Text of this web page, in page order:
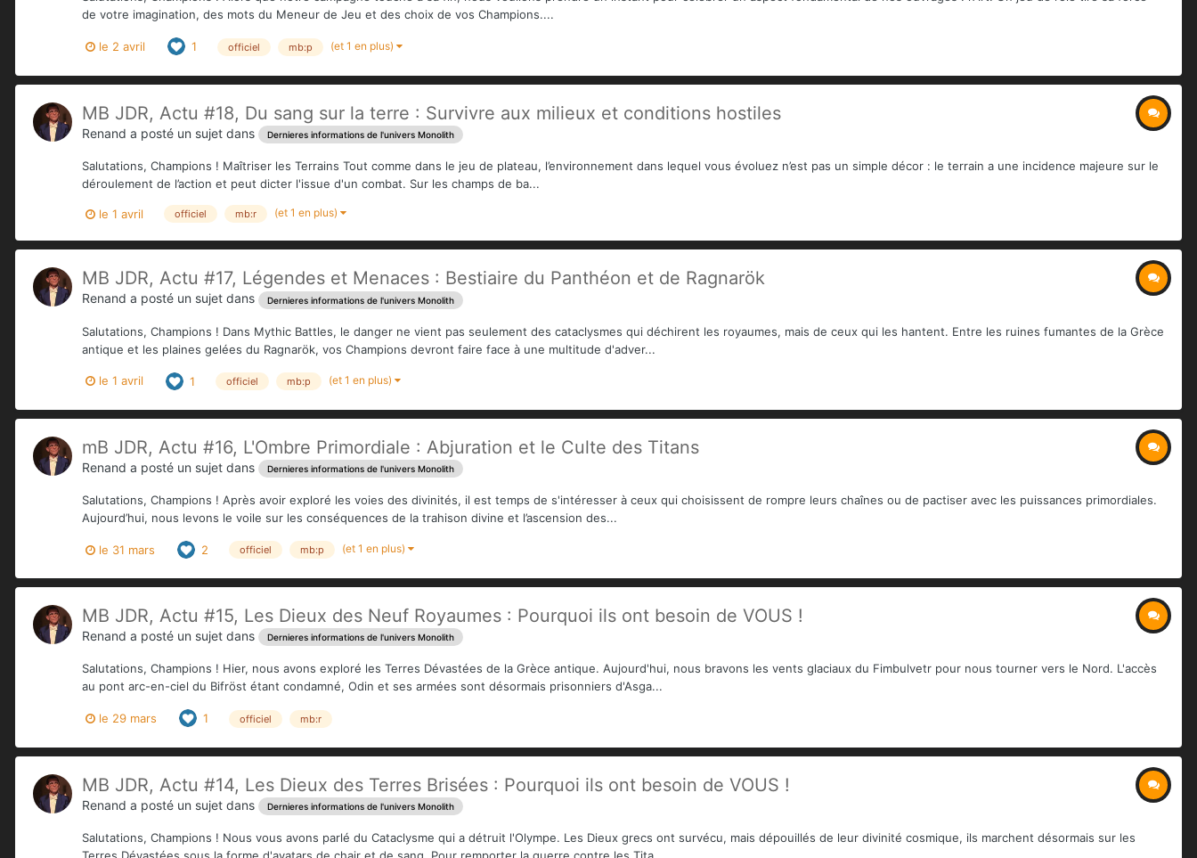
de votre imagination, des mots du Meneur de Jeu et des choix de vos Champions....
le 2 avril 1 officiel mb:p (et 1 en plus)
MB JDR, Actu #18, Du sang sur la terre : Survivre aux milieux et conditions hostiles
Renand a posté un sujet dans Dernieres informations de l'univers Monolith
Salutations, Champions ! Maîtriser les Terrains Tout comme dans le jeu de plateau, l’environnement dans lequel vous évoluez n’est pas un simple décor : le terrain a une incidence majeure sur le
déroulement de l’action et peut dicter l'issue d'un combat. Sur les champs de ba...
le 1 avril officiel mb:r (et 1 en plus)
MB JDR, Actu #17, Légendes et Menaces : Bestiaire du Panthéon et de Ragnarök
Renand a posté un sujet dans Dernieres informations de l'univers Monolith
Salutations, Champions ! Dans Mythic Battles, le danger ne vient pas seulement des cataclysmes qui déchirent les royaumes, mais de ceux qui les hantent. Entre les ruines fumantes de la Grèce
antique et les plaines gelées du Ragnarök, vos Champions devront faire face à une multitude d'adver...
le 1 avril 1 officiel mb:p (et 1 en plus)
mB JDR, Actu #16, L'Ombre Primordiale : Abjuration et le Culte des Titans
Renand a posté un sujet dans Dernieres informations de l'univers Monolith
Salutations, Champions ! Après avoir exploré les voies des divinités, il est temps de s'intéresser à ceux qui choisissent de rompre leurs chaînes ou de pactiser avec les puissances primordiales.
Aujourd’hui, nous levons le voile sur les conséquences de la trahison divine et l’ascension des...
le 31 mars 2 officiel mb:p (et 1 en plus)
MB JDR, Actu #15, Les Dieux des Neuf Royaumes : Pourquoi ils ont besoin de VOUS !
Renand a posté un sujet dans Dernieres informations de l'univers Monolith
Salutations, Champions ! Hier, nous avons exploré les Terres Dévastées de la Grèce antique. Aujourd'hui, nous bravons les vents glaciaux du Fimbulvetr pour nous tourner vers le Nord. L'accès
au pont arc-en-ciel du Bifröst étant condamné, Odin et ses armées sont désormais prisonniers d'Asga...
le 29 mars 1 officiel mb:r
MB JDR, Actu #14, Les Dieux des Terres Brisées : Pourquoi ils ont besoin de VOUS !
Renand a posté un sujet dans Dernieres informations de l'univers Monolith
Salutations, Champions ! Nous vous avons parlé du Cataclysme qui a détruit l'Olympe. Les Dieux grecs ont survécu, mais dépouillés de leur divinité cosmique, ils marchent désormais sur les
Terres Dévastées sous la forme d'avatars de chair et de sang. Pour remporter la guerre contre les Tita...